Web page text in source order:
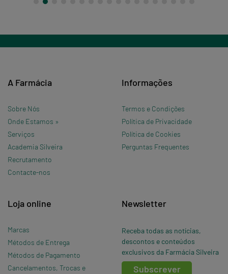
A Farmácia
Sobre Nós
Onde Estamos »
Serviços
Academia Silveira
Recrutamento
Contacte-nos
Informações
Termos e Condições
Política de Privacidade
Política de Cookies
Perguntas Frequentes
Loja online
Marcas
Métodos de Entrega
Métodos de Pagamento
Cancelamentos, Trocas e
Newsletter
Receba todas as notícias,
descontos e conteúdos
exclusivos da Farmácia Silveira
Subscrever